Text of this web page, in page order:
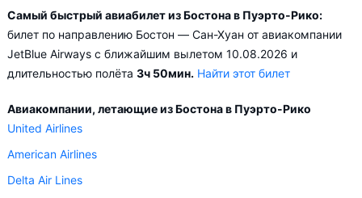
Майами (рейс AA1418 Бостон – Сан-Хуан авиакомпании
American Airlines)
Форт-Лодердейле (рейс NK615 Бостон – Сан-Хуан
Филадельфии (рейс AA1980 Бостон – Сан-Хуан
авиакомпании American Airlines)
Это отличный шанс познакомиться с этими городами, ведь
время пересадки обычно составляет не менее 6 часов.
Самый быстрый авиабилет из Бостона в Пуэрто-Рико:
билет по направлению Бостон — Сан-Хуан от авиакомпании
JetBlue Airways с ближайшим вылетом 10.08.2026 и
длительностью полёта 3ч 50мин. Найти этот билет
Авиакомпании, летающие из Бостона в Пуэрто-Рико
United Airlines
American Airlines
Delta Air Lines